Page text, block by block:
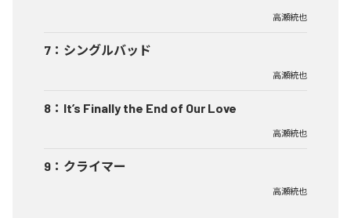
高瀬統也
7 ： シングルバッド
高瀬統也
8 ： It’s Finally the End of Our Love
高瀬統也
9 ： クライマー
高瀬統也